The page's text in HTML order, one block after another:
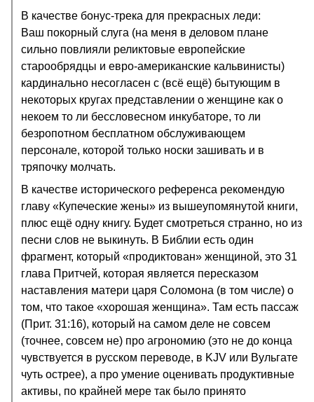
В качестве бонус-трека для прекрасных леди:
Ваш покорный слуга (на меня в деловом плане
сильно повлияли реликтовые европейские
старообрядцы и евро-американские кальвинисты)
кардинально несогласен с (всё ещё) бытующим в
некоторых кругах представлении о женщине как о
некоем то ли бессловесном инкубаторе, то ли
безропотном бесплатном обслуживающем
персонале, которой только носки зашивать и в
тряпочку молчать.
В качестве исторического референса рекомендую
главу «Купеческие жены» из вышеупомянутой книги,
плюс ещё одну книгу. Будет смотреться странно, но из
песни слов не выкинуть. В Библии есть один
фрагмент, который «продиктован» женщиной, это 31
глава Притчей, которая является пересказом
наставления матери царя Соломона (в том числе) о
том, что такое «хорошая женщина». Там есть пассаж
(Прит. 31:16), который на самом деле не совсем
(точнее, совсем не) про агрономию (это не до конца
чувствуется в русском переводе, в KJV или Вульгате
чуть острее), а про умение оценивать продуктивные
активы, по крайней мере так было принято